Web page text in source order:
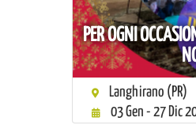
PER OGNI
Langhirano (PR)
03 Gen - 27 Dic